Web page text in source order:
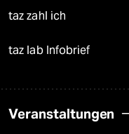
taz zahl ich
taz lab Infobrief
Veranstaltungen